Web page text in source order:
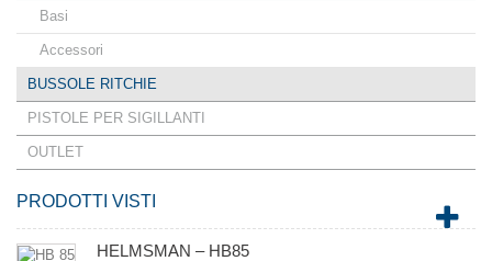
Basi
Accessori
BUSSOLE RITCHIE
PISTOLE PER SIGILLANTI
OUTLET
PRODOTTI VISTI
HELMSMAN – HB85